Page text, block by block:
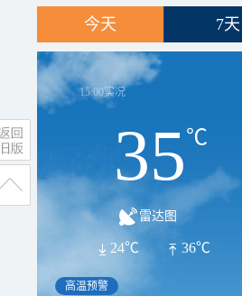
今天 7天
15:00实况
35℃
雷达图
36℃
24℃
高温预警